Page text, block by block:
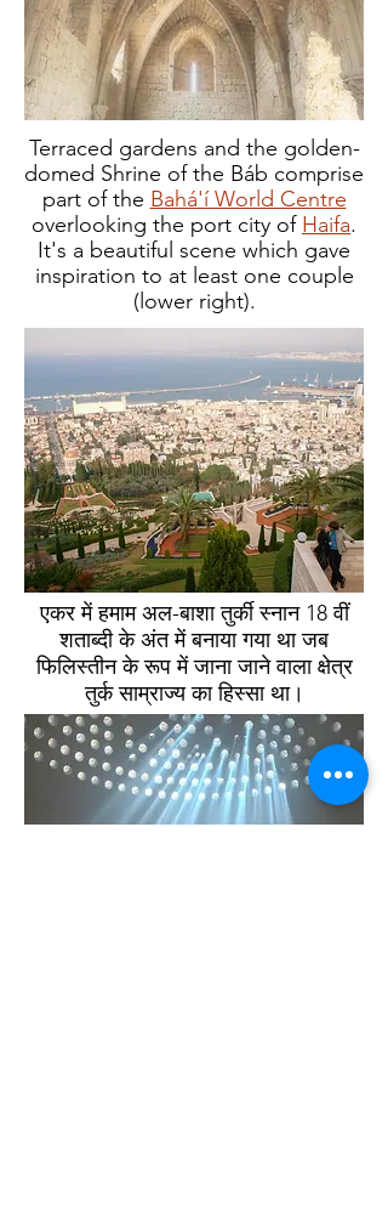
Terraced gardens and the golden-
domed Shrine of the Báb comprise
part of the Bahá'í World Centre
overlooking the port city of Haifa.
It's a beautiful scene which gave
inspiration to at least one couple
(lower right).
एकर में हमाम अल-बाशा तुर्की स्नान 18 वीं
शताब्दी के अंत में बनाया गया था जब
फिलिस्तीन के रूप में जाना जाने वाला क्षेत्र
तुर्क साम्राज्य का हिस्सा था।